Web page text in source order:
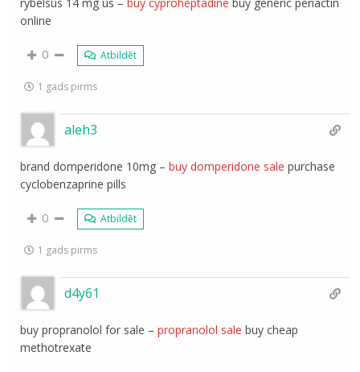
online
0 Atbildēt
1 gads pirms
aleh3
brand domperidone 10mg –buy domperidone sale purchase
cyclobenzaprine pills
0 Atbildēt
1 gads pirms
d4y61
buy propranolol for sale –propranolol sale buy cheap
methotrexate